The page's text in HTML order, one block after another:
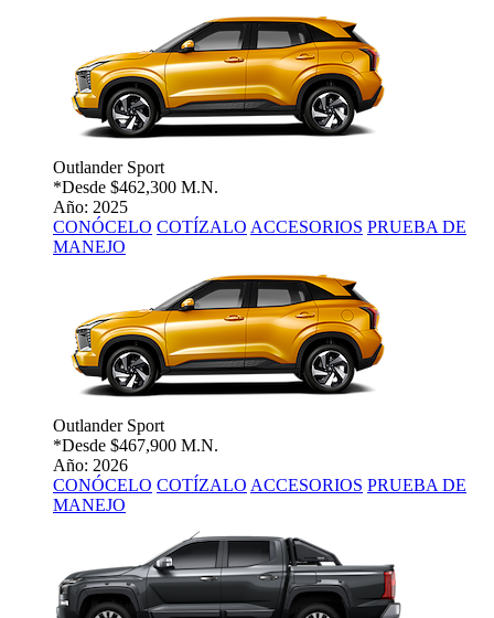
Outlander Sport
*Desde $462,300 M.N.
Año: 2025
CONÓCELO COTÍZALO ACCESORIOS PRUEBA DE
MANEJO
Outlander Sport
*Desde $467,900 M.N.
Año: 2026
CONÓCELO COTÍZALO ACCESORIOS PRUEBA DE
MANEJO